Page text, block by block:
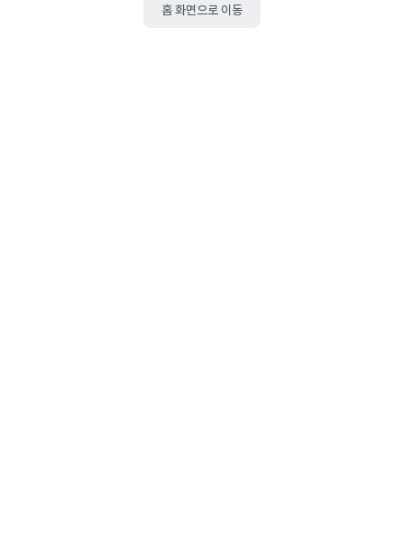
홈 화면으로 이동